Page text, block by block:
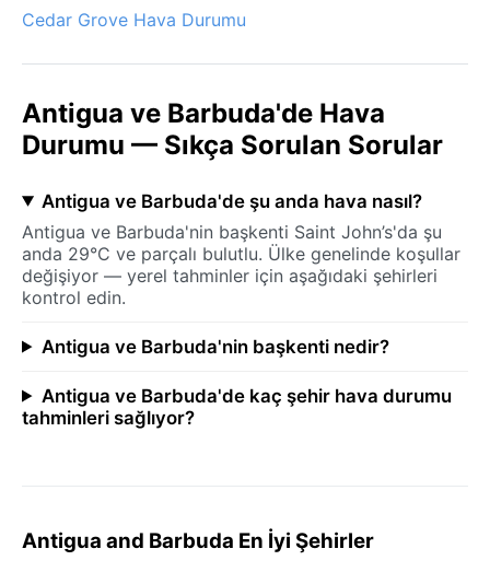
Cedar Grove Hava Durumu
Antigua ve Barbuda'de Hava
Durumu — Sıkça Sorulan Sorular
Antigua ve Barbuda'de şu anda hava nasıl?
Antigua ve Barbuda'nin başkenti Saint John’s'da şu
anda 29°C ve parçalı bulutlu. Ülke genelinde koşullar
değişiyor — yerel tahminler için aşağıdaki şehirleri
kontrol edin.
Antigua ve Barbuda'nin başkenti nedir?
Antigua ve Barbuda'de kaç şehir hava durumu
tahminleri sağlıyor?
Antigua and Barbuda En İyi Şehirler